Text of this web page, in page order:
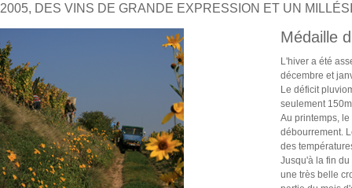
2005, DES VINS DE GRANDE EXPRESSION ET UN
Médaille
L'hiver a été
décembre et
Le déficit
seulement
Au printemps,
débourrement.
des
Jusqu'à la fin
une très belle